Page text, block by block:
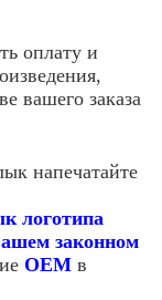
оплату и
вашего заказа
напечатайте
логотипа
законном
OEM в